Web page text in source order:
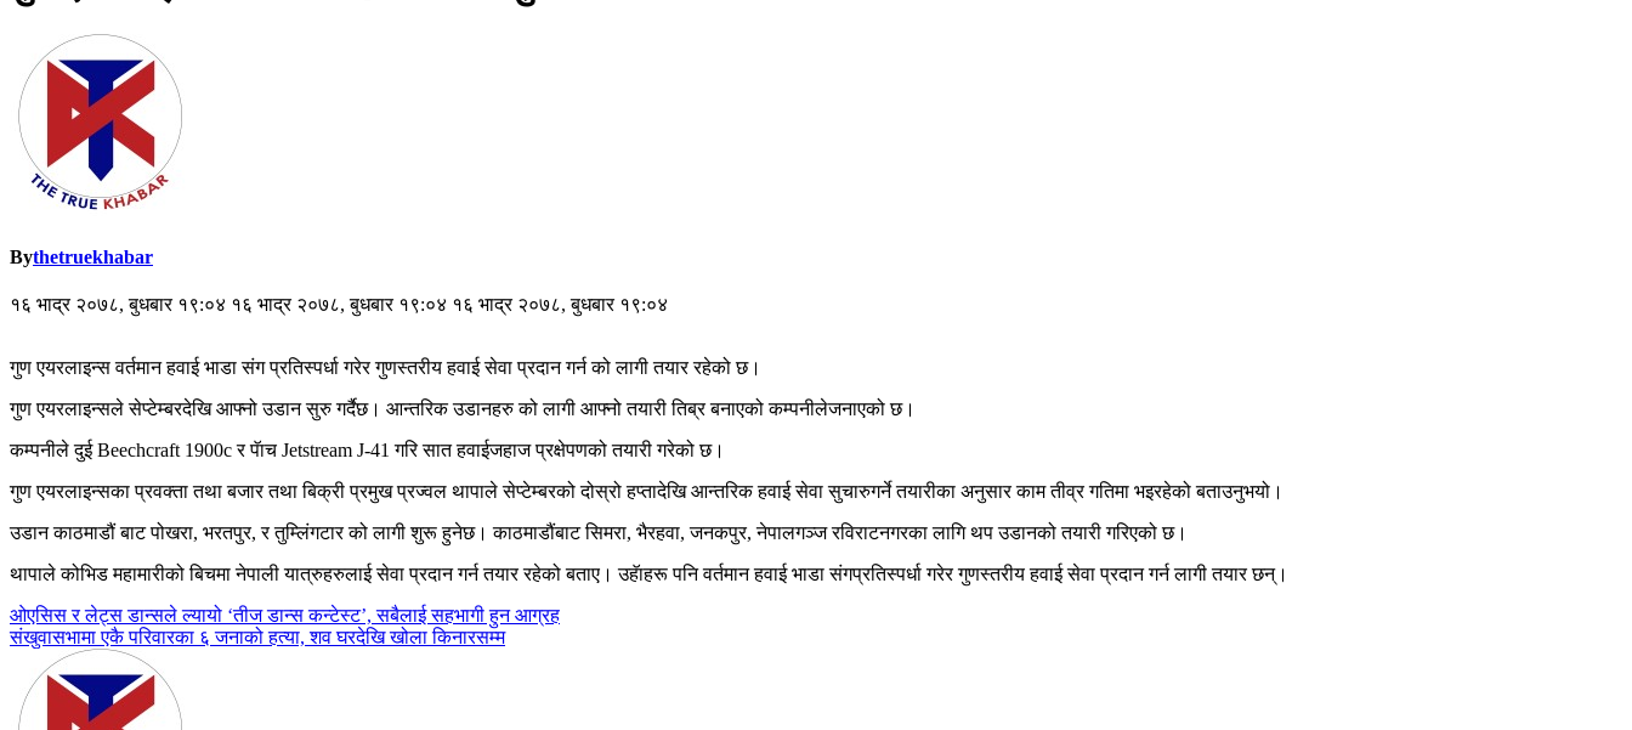
Bythetruekhabar
१६ भाद्र २०७८, बुधबार १९:०४ १६ भाद्र २०७८, बुधबार १९:०४ १६ भाद्र २०७८, बुधबार १९:०४
गुण एयरलाइन्स वर्तमान हवाई भाडा संग प्रतिस्पर्धा गरेर गुणस्तरीय हवाई सेवा प्रदान गर्न को लागी तयार रहेको छ।
गुण एयरलाइन्सले सेप्टेम्बरदेखि आफ्नो उडान सुरु गर्दैछ। आन्तरिक उडानहरु को लागी आफ्नो तयारी तिब्र बनाएको कम्पनीलेजनाएको छ।
कम्पनीले दुईBeechcraft 1900cर पॅाच Jetstream J-41गरि सात हवाईजहाज प्रक्षेपणको तयारी गरेको छ।
गुण एयरलाइन्सका प्रवक्ता तथा बजार तथा बिक्री प्रमुख प्रज्वल थापाले सेप्टेम्बरको दोस्रो हप्तादेखि आन्तरिक हवाई सेवा सुचारुगर्ने तयारीका अनुसार काम तीव्र गतिमा भइरहेको बताउनुभयो।
उडान काठमाडौं बाट पोखरा, भरतपुर,र तुम्लिंगटार को लागी शुरू हुनेछ। काठमाडौंबाट सिमरा, भैरहवा,जनकपुर,नेपालगञ्ज रविराटनगरका लागि थप उडानको तयारी गरिएको छ।
थापाले कोभिड महामारीको बिचमा नेपाली यात्रुहरुलाई सेवा प्रदान गर्न तयार रहेको बताए। उहॅाहरू पनि वर्तमान हवाई भाडा संगप्रतिस्पर्धा गरेर गुणस्तरीय हवाई सेवा प्रदान गर्न लागी तयार छन्।
Post
navigation
ओएसिस र लेट्स डान्सले ल्यायो ‘तीज डान्स कन्टेस्ट’, सबैलाई सहभागी हुन आग्रह
संखुवासभामा एकै परिवारका ६ जनाको हत्या, शव घरदेखि खोला किनारसम्म